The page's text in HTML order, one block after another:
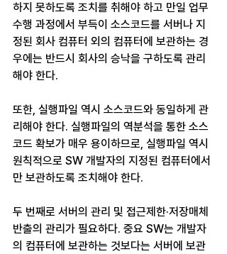
하지 못하도록 조치를 취해야 하고 만일 업무
수행 과정에서 부득이 소스코드를 서버나 지
정된 회사 컴퓨터 외의 컴퓨터에 보관하는 경
우에는 반드시 회사의 승낙을 구하도록 관리
해야 한다.
또한, 실행파일 역시 소스코드와 동일하게 관
리해야 한다. 실행파일의 역분석을 통한 소스
코드 확보가 매우 용이하므로, 실행파일 역시
원칙적으로 SW 개발자의 지정된 컴퓨터에서
만 보관하도록 조치해야 한다.
두 번째로 서버의 관리 및 접근제한·저장매체
반출의 관리가 필요하다. 중요 SW는 개발자
의 컴퓨터에 보관하는 것보다는 서버에 보관